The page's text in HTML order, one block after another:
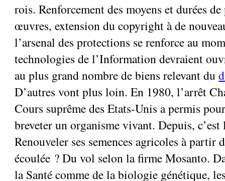
rois. Renforcement des moyens et durées
œuvres, extension du copyright à de
l’arsenal des protections se renforce au
technologies de l’Information devraient
au plus grand nombre de biens relevant du
D’autres vont plus loin. En 1980, l’arrêt
Cours suprême des Etats-Unis a permis
breveter un organisme vivant. Depuis, c’est
Renouveler ses semences agricoles à partir
écoulée ? Du vol selon la firme Mosanto.
la Santé comme de la biologie génétique,